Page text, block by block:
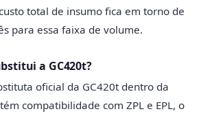
total de insumo fica em torno de
para essa faixa de volume.
a GC420t?
oficial da GC420t dentro da
compatibilidade com ZPL e EPL, o